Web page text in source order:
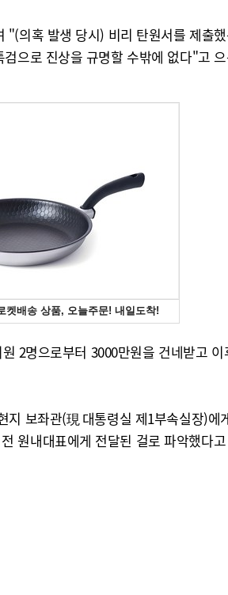
의혹 발생 당시) 비리 탄원서를 제출
으로 진상을 규명할 수밖에 없다"고
2명으로부터 3000만원을 건네받고
보좌관(現 대통령실 제1부속실장)
원내대표에게 전달된 걸로 파악했다